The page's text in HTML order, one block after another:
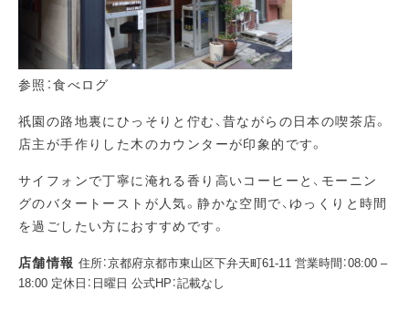
参照：食べログ
祇園の路地裏にひっそりと佇む、昔ながらの日本の喫茶店。
店主が手作りした木のカウンターが印象的です。
サイフォンで丁寧に淹れる香り高いコーヒーと、モーニン
グのバタートーストが人気。静かな空間で、ゆっくりと時間
を過ごしたい方におすすめです。
店舗情報 住所：京都府京都市東山区下弁天町61-11 営業時間：08:00 –
18:00 定休日：日曜日 公式HP：記載なし